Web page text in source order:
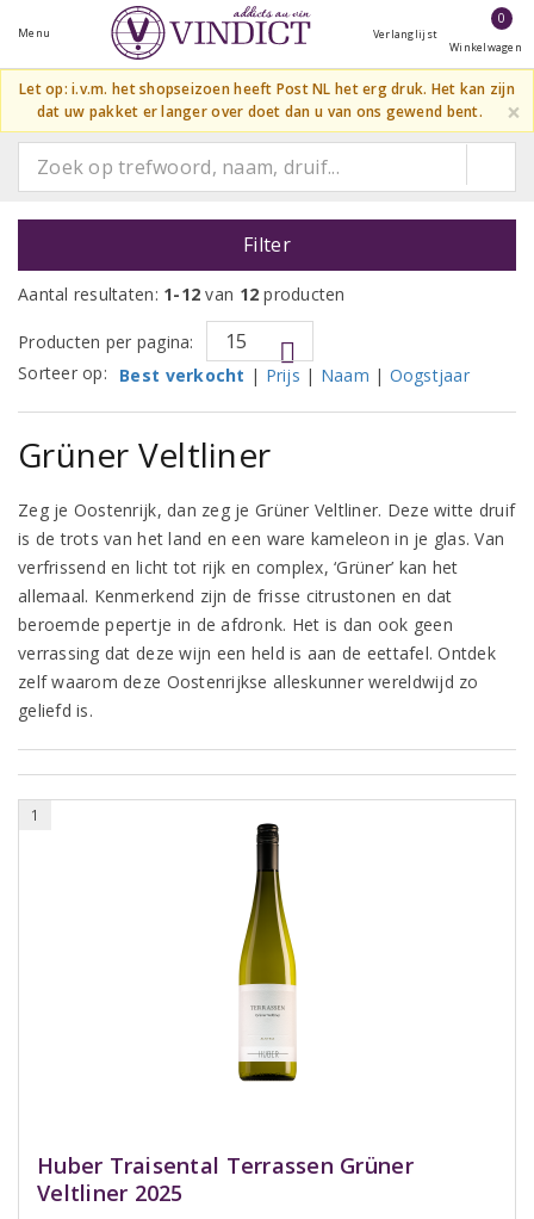
Menu Verlanglijst
0
Winkelwagen
Let op: i.v.m. het shopseizoen heeft Post NL het erg druk. Het kan zijn
dat uw pakket er langer over doet dan u van ons gewend bent.
×
Filter
Aantal resultaten: 1-12 van 12 producten
Producten per pagina:
Sorteer op:
Best verkocht | Prijs | Naam | Oogstjaar
Grüner Veltliner
Zeg je Oostenrijk, dan zeg je Grüner Veltliner. Deze witte druif
is de trots van het land en een ware kameleon in je glas. Van
verfrissend en licht tot rijk en complex, ‘Grüner’ kan het
allemaal. Kenmerkend zijn de frisse citrustonen en dat
beroemde pepertje in de afdronk. Het is dan ook geen
verrassing dat deze wijn een held is aan de eettafel. Ontdek
zelf waarom deze Oostenrijkse alleskunner wereldwijd zo
geliefd is.
1
Huber Traisental Terrassen Grüner
Veltliner 2025